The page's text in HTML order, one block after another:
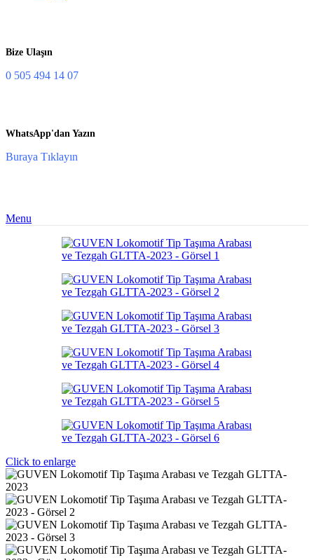
Bize Ulaşın
0 505 494 14 07
WhatsApp'dan Yazın
Buraya Tıklayın
Menu
Click to enlarge